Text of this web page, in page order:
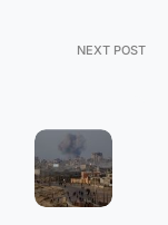
NEXT POST